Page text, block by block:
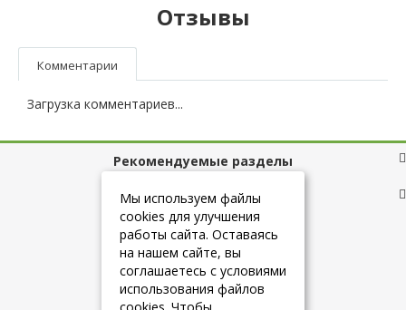
Отзывы
Комментарии
Загрузка комментариев...
Рекомендуемые разделы
Полезные ссылки
+7 (925) 084-10-60
Мы используем файлы
cookies для улучшения
работы сайта. Оставаясь
на нашем сайте, вы
соглашаетесь с условиями
использования файлов